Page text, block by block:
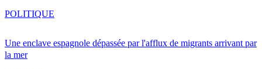
Une enclave espagnole dépassée par l'afflux de migrants arrivant par
la mer
POLITIQUE